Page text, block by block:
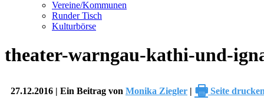
Vereine/Kommunen
Runder Tisch
Kulturbörse
theater-warngau-kathi-und-
27.12.2016 | Ein Beitrag von Monika Ziegler | 🖶 Seite